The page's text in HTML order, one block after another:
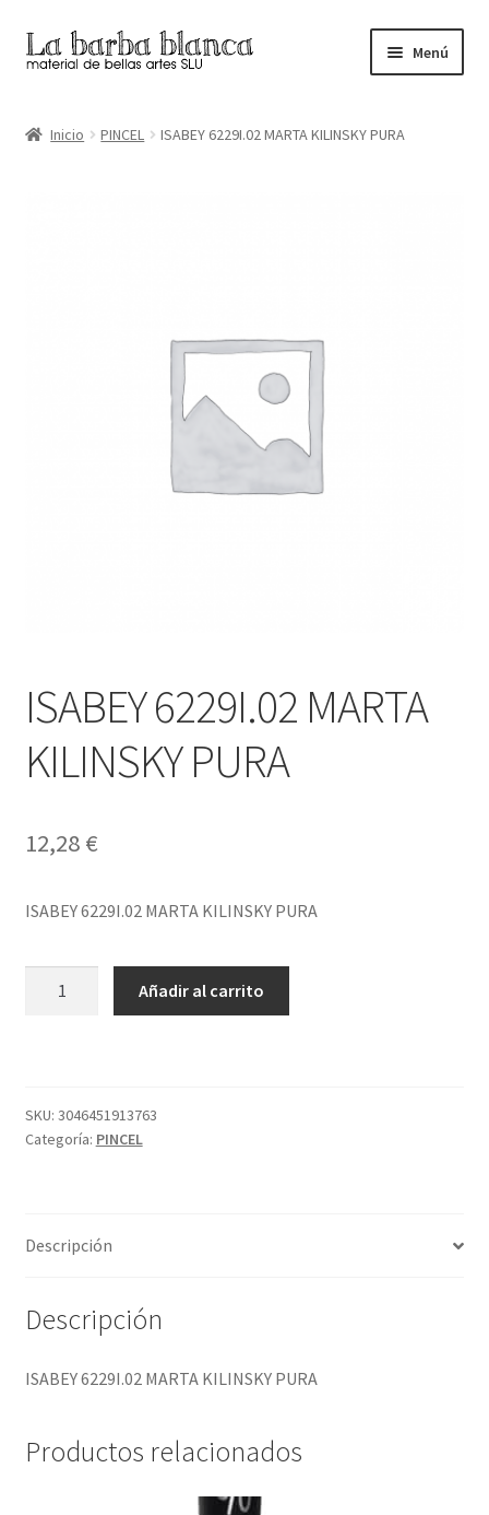
Ir
a
navegación
Ir
al
Menú
Inicio PINCEL ISABEY 6229I.02 MARTA KILINSKY PURA
ISABEY 6229I.02 MARTA
KILINSKY PURA
12,28 €
ISABEY 6229I.02 MARTA KILINSKY PURA
cantidad
Añadir al carrito
SKU: 3046451913763
Categoría: PINCEL
Descripción
Descripción
ISABEY 6229I.02 MARTA KILINSKY PURA
Productos relacionados